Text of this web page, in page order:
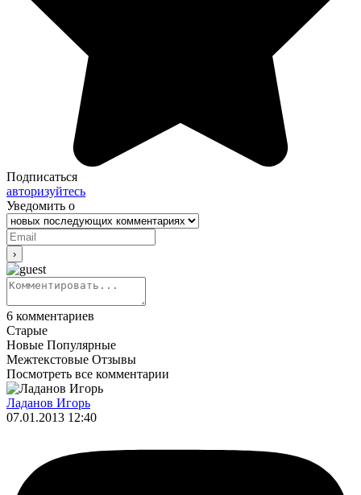
Подписаться
авторизуйтесь
Уведомить о
6 комментариев
Старые
Новые Популярные
Межтекстовые Отзывы
Посмотреть все комментарии
Ладанов Игорь
07.01.2013 12:40